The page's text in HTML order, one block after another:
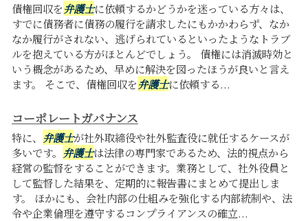
債権回収を弁護士に依頼するかどうかを迷っている方々は、
すでに債務者に債務の履行を請求したにもかかわらず、なか
なか履行がされない、逃げられているといったようなトラブ
ルを抱えている方がほとんどでしょう。 債権には消滅時効と
いう概念があるため、早めに解決を図ったほうが良いと言え
ます。 そこで、債権回収を弁護士に依頼する...
コーポレートガバナンス
特に、 弁護士が社外取締役や社外監査役に就任するケースが
多いです。 弁護士は法律の専門家であるため、法的視点から
経営の監督をすることができます。業務として、社外役員と
して監督した結果を、定期的に報告書にまとめて提出しま
す。 ほかにも、会社内部の仕組みを強化する内部統制や、法
令や企業倫理を遵守するコンプライアンスの確立...